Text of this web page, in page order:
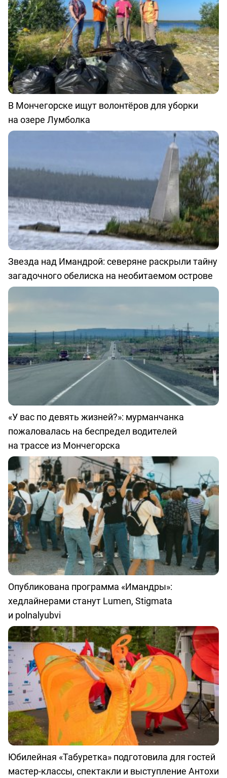
В Мончегорске ищут волонтёров для уборки
на озере Лумболка
Звезда над Имандрой: северяне раскрыли тайну
загадочного обелиска на необитаемом острове
«У вас по девять жизней?»: мурманчанка
пожаловалась на беспредел водителей
на трассе из Мончегорска
Опубликована программа «Имандры»:
хедлайнерами станут Lumen, Stigmata
и polnalyubvi
Юбилейная «Табуретка» подготовила для гостей
мастер-классы, спектакли и выступление Антохи